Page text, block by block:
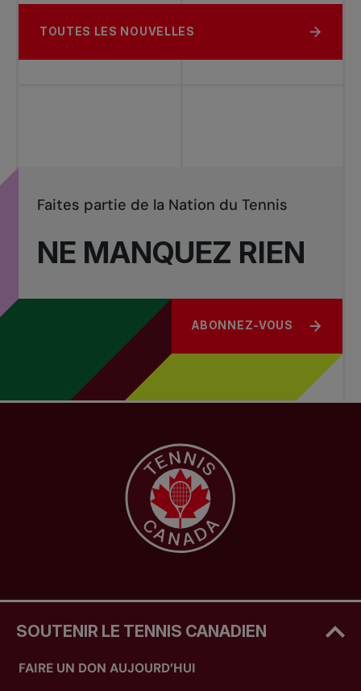
TOUTES LES NOUVELLES
NE MANQUEZ RIEN
Faites partie de la Nation du Tennis
ABONNEZ-VOUS
SOUTENIR LE TENNIS CANADIEN
FAIRE UN DON AUJOURD’HUI